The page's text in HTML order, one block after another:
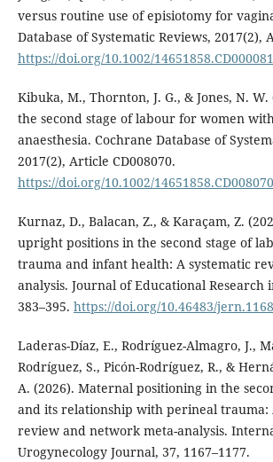
versus routine use of episiotomy for
Database of Systematic Reviews, 2017(2),
https://doi.org/10.1002/
Kibuka, M., Thornton, J. G., & Jones, N.
the second stage of labour for women
anaesthesia. Cochrane Database of
2017(2), Article CD008070.
https://doi.org/10.1002/
Kurnaz, D., Balacan, Z., & Karaçam, Z.
upright positions in the second stage of
trauma and infant health: A systematic
analysis. Journal of Educational Research
383–395. https://doi.org/10.46483/
Laderas-Díaz, E., Rodríguez-Almagro, J.,
Rodríguez, S., Picón-Rodríguez, R., &
A. (2026). Maternal positioning in the
and its relationship with perineal trauma:
review and network meta-analysis.
Urogynecology Journal, 37, 1167–1177.